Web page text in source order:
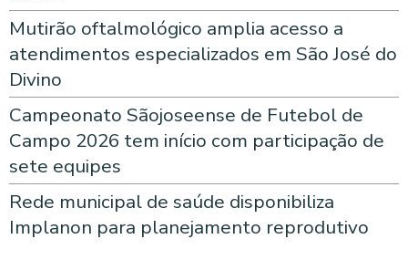
Mutirão oftalmológico amplia acesso a
atendimentos especializados em São José do
Divino
Campeonato Sãojoseense de Futebol de
Campo 2026 tem início com participação de
sete equipes
Rede municipal de saúde disponibiliza
Implanon para planejamento reprodutivo